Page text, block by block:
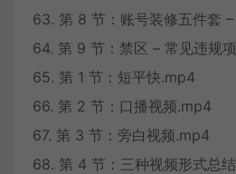
63. 第 8 节：账号装修五件套
64. 第 9 节：禁区 – 常见违规
65. 第 1 节：短平快.mp4
66. 第 2 节：口播视频.mp4
67. 第 3 节：旁白视频.mp4
68. 第 4 节：三种视频形式总